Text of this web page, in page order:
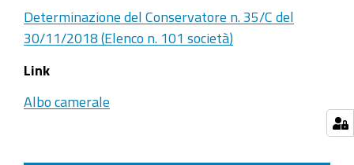
Determinazione del Conservatore n. 35/C del
30/11/2018 (Elenco n. 101 società)
Link
Albo camerale